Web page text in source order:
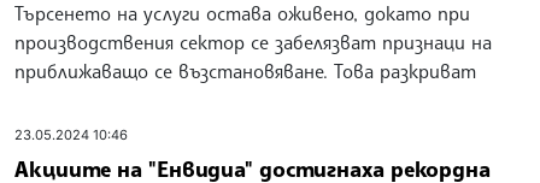
Търсенето на услуги остава оживено, докато при
производствения сектор се забелязват признаци на
приближаващо се възстановяване. Това разкриват
23.05.2024 10:46
Акциите на "Енвидиа" достигнаха рекордна